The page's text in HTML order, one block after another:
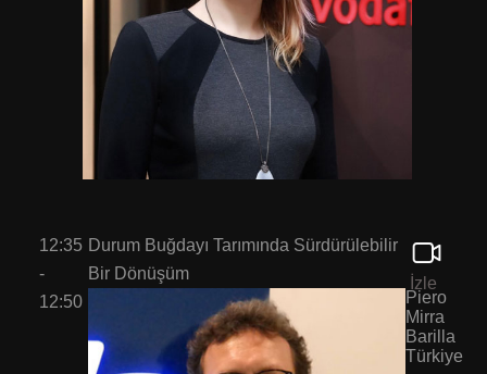
12:35
-
12:50
Durum Buğdayı Tarımında Sürdürülebilir
Bir Dönüşüm
Piero
Mirra
Barilla
Türkiye
İzle